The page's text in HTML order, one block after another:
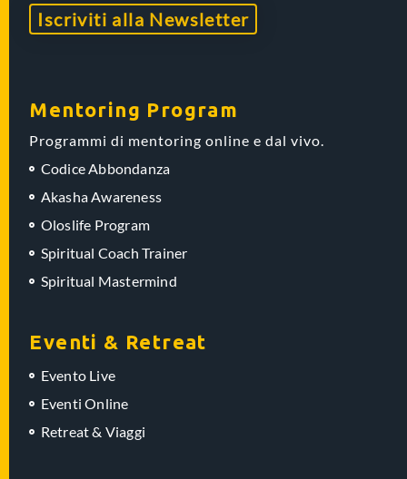
Iscriviti alla Newsletter
Mentoring Program
Programmi di mentoring online e dal vivo.
Codice Abbondanza
Akasha Awareness
Oloslife Program
Spiritual Coach Trainer
Spiritual Mastermind
Eventi & Retreat
Evento Live
Eventi Online
Retreat & Viaggi